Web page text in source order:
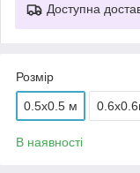
Доступна
Розмір
0.5x0.5 м
В наявності